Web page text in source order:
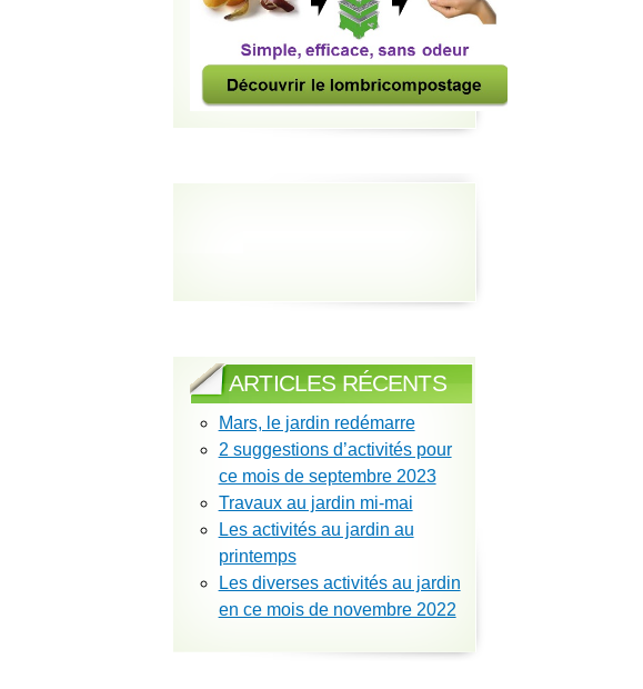
ARTICLES RÉCENTS
Mars, le jardin redémarre
2 suggestions d’activités pour
ce mois de septembre 2023
Travaux au jardin mi-mai
Les activités au jardin au
printemps
Les diverses activités au jardin
en ce mois de novembre 2022